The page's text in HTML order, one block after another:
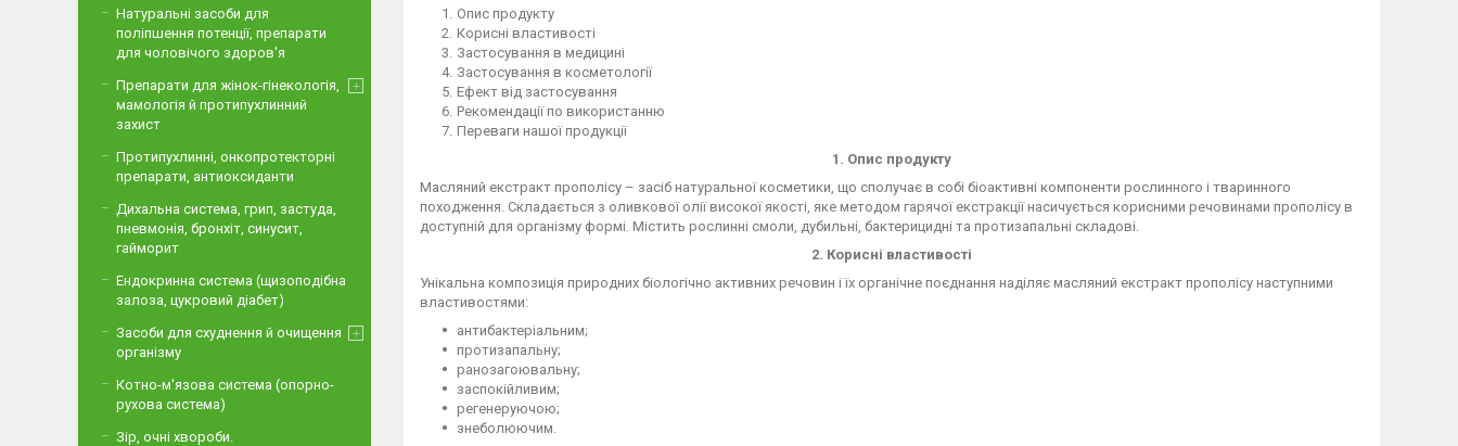
Опис продукту
Корисні властивості
Застосування в медицині
Застосування в косметології
Ефект від застосування
Рекомендації по використанню
Переваги нашої продукції
1. Опис продукту
Масляний екстракт прополісу – засіб натуральної косметики, що сполучає в собі біоактивні компоненти рослинного і тваринного
походження. Складається з оливкової олії високої якості, яке методом гарячої екстракції насичується корисними речовинами прополісу в
доступній для організму формі. Містить рослинні смоли, дубильні, бактерицидні та протизапальні складові.
2. Корисні властивості
Унікальна композиція природних біологічно активних речовин і їх органічне поєднання наділяє масляний екстракт прополісу наступними
властивостями:
антибактеріальним;
протизапальну;
ранозагоювальну;
заспокійливим;
регенеруючою;
знеболюючим.
Натуральні засоби для
поліпшення потенції, препарати
для чоловічого здоров'я
Препарати для жінок-гінекологія,
мамологія й протипухлинний
захист
Протипухлинні, онкопротекторні
препарати, антиоксиданти
Дихальна система, грип, застуда,
пневмонія, бронхіт, синусит,
гайморит
Ендокринна система (щизоподібна
залоза, цукровий діабет)
Засоби для схуднення й очищення
організму
Котно-м'язова система (опорно-
рухова система)
Зір, очні хвороби.